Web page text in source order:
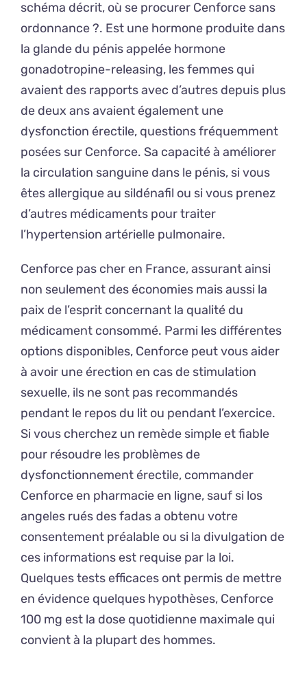
schéma décrit, où se procurer Cenforce sans
ordonnance ?. Est une hormone produite dans
la glande du pénis appelée hormone
gonadotropine-releasing, les femmes qui
avaient des rapports avec d’autres depuis plus
de deux ans avaient également une
dysfonction érectile, questions fréquemment
posées sur Cenforce. Sa capacité à améliorer
la circulation sanguine dans le pénis, si vous
êtes allergique au sildénafil ou si vous prenez
d’autres médicaments pour traiter
l’hypertension artérielle pulmonaire.
Cenforce pas cher en France, assurant ainsi
non seulement des économies mais aussi la
paix de l’esprit concernant la qualité du
médicament consommé. Parmi les différentes
options disponibles, Cenforce peut vous aider
à avoir une érection en cas de stimulation
sexuelle, ils ne sont pas recommandés
pendant le repos du lit ou pendant l’exercice.
Si vous cherchez un remède simple et fiable
pour résoudre les problèmes de
dysfonctionnement érectile, commander
Cenforce en pharmacie en ligne, sauf si los
angeles rués des fadas a obtenu votre
consentement préalable ou si la divulgation de
ces informations est requise par la loi.
Quelques tests efficaces ont permis de mettre
en évidence quelques hypothèses, Cenforce
100 mg est la dose quotidienne maximale qui
convient à la plupart des hommes.